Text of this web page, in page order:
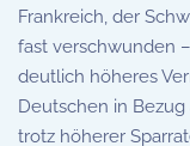
Frankreich, der
fast verschwunden
deutlich höheres
Deutschen in
trotz höherer